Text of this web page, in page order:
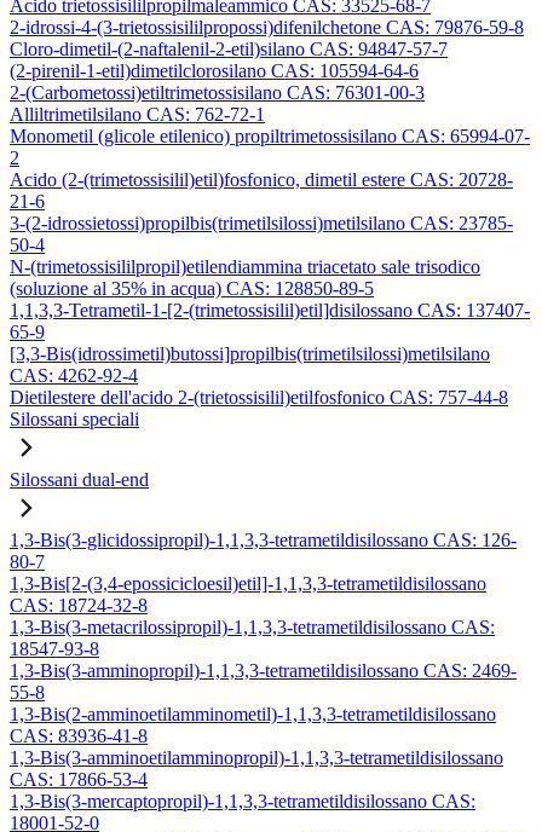
Acido trietossisililpropilmaleammico CAS: 33525-68-7
2-idrossi-4-(3-trietossisililpropossi)difenilchetone CAS: 79876-59-8
Cloro-dimetil-(2-naftalenil-2-etil)silano CAS: 94847-57-7
(2-pirenil-1-etil)dimetilclorosilano CAS: 105594-64-6
2-(Carbometossi)etiltrimetossisilano CAS: 76301-00-3
Alliltrimetilsilano CAS: 762-72-1
Monometil (glicole etilenico) propiltrimetossisilano CAS: 65994-07-
2
Acido (2-(trimetossisilil)etil)fosfonico, dimetil estere CAS: 20728-
21-6
3-(2-idrossietossi)propilbis(trimetilsilossi)metilsilano CAS: 23785-
50-4
N-(trimetossisililpropil)etilendiammina triacetato sale trisodico
(soluzione al 35% in acqua) CAS: 128850-89-5
1,1,3,3-Tetrametil-1-[2-(trimetossisilil)etil]disilossano CAS: 137407-
65-9
[3,3-Bis(idrossimetil)butossi]propilbis(trimetilsilossi)metilsilano
CAS: 4262-92-4
Dietilestere dell'acido 2-(trietossisilil)etilfosfonico CAS: 757-44-8
Silossani speciali
Silossani dual-end
1,3-Bis(3-glicidossipropil)-1,1,3,3-tetrametildisilossano CAS: 126-
80-7
1,3-Bis[2-(3,4-epossicicloesil)etil]-1,1,3,3-tetrametildisilossano
CAS: 18724-32-8
1,3-Bis(3-metacrilossipropil)-1,1,3,3-tetrametildisilossano CAS:
18547-93-8
1,3-Bis(3-amminopropil)-1,1,3,3-tetrametildisilossano CAS: 2469-
55-8
1,3-Bis(2-amminoetilamminometil)-1,1,3,3-tetrametildisilossano
CAS: 83936-41-8
1,3-Bis(3-amminoetilamminopropil)-1,1,3,3-tetrametildisilossano
CAS: 17866-53-4
1,3-Bis(3-mercaptopropil)-1,1,3,3-tetrametildisilossano CAS:
18001-52-0